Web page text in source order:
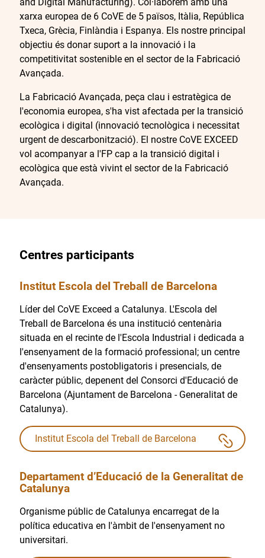
xarxa europea de 6 CoVE de 5 països, Itàlia, República
Txeca, Grècia, Finlàndia i Espanya. Els nostre principal
objectiu és donar suport a la innovació i la
competitivitat sostenible en el sector de la Fabricació
Avançada.
La Fabricació Avançada, peça clau i estratègica de
l'economia europea, s'ha vist afectada per la transició
ecològica i digital (innovació tecnològica i necessitat
urgent de descarbonització). El nostre CoVE EXCEED
vol acompanyar a l'FP cap a la transició digital i
ecològica que està vivint el sector de la Fabricació
Avançada.
Centres participants
Institut Escola del Treball de Barcelona
Líder del CoVE Exceed a Catalunya. L'Escola del
Treball de Barcelona és una institució centenària
situada en el recinte de l'Escola Industrial i dedicada a
l'ensenyament de la formació professional; un centre
d'ensenyaments postobligatoris i presencials, de
caràcter públic, depenent del Consorci d'Educació de
Barcelona (Ajuntament de Barcelona - Generalitat de
Catalunya).
Institut Escola del Treball de Barcelona
Departament d’Educació de la Generalitat de
Catalunya
Organisme públic de Catalunya encarregat de la
política educativa en l'àmbit de l'ensenyament no
universitari.